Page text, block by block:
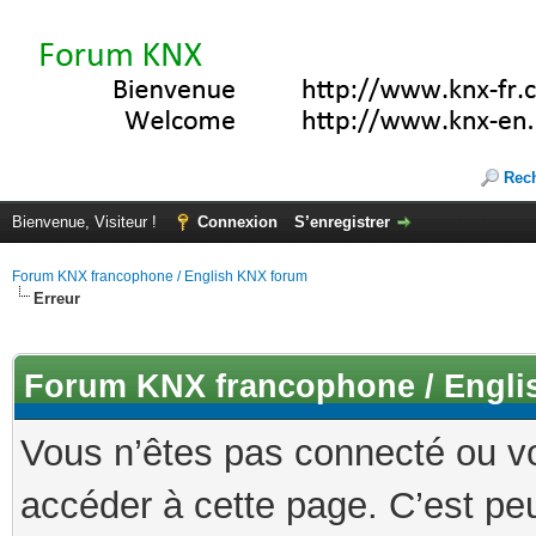
Bienvenue, Visiteur ! Connexion S’enregistrer
Forum KNX francophone / English KNX forum
Erreur
Forum KNX francophone /
Vous n’êtes pas connecté ou
accéder à cette page. C’est